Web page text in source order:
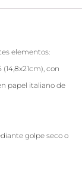
elementos:
con
papel italiano de
golpe seco o